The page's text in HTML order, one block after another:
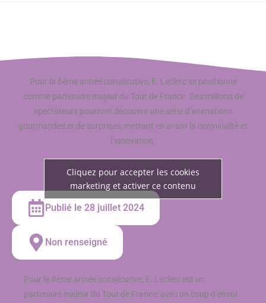
Pour la 6ème année consécutive, E. Leclerc se positionne
comme partenaire majeur du Tour de France. Des millions de
spectateurs pourront découvrir une série d’animations
gourmandes et de surprises, mettant en avant la convivialité et
l’innovation.
Cliquez pour accepter les cookies
marketing et activer ce contenu
Publié le 28 juillet 2024
Non renseigné
Pour la 6ème année consécutive, E. Leclerc est un
partenaire majeur du Tour de France, avec un coup d’envoi